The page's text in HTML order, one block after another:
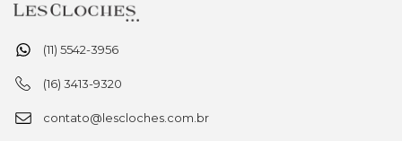
(11) 5542-3956
(16) 3413-9320
contato@lescloches.com.br